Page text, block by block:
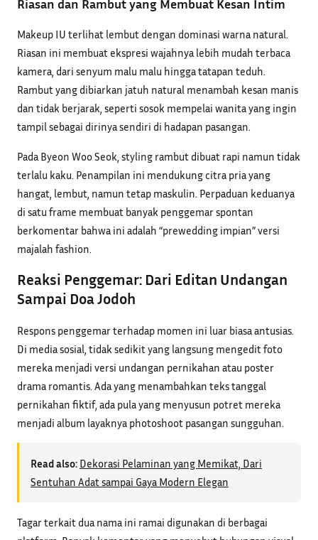
Riasan dan Rambut yang Membuat Kesan Intim
Makeup IU terlihat lembut dengan dominasi warna natural.
Riasan ini membuat ekspresi wajahnya lebih mudah terbaca
kamera, dari senyum malu malu hingga tatapan teduh.
Rambut yang dibiarkan jatuh natural menambah kesan manis
dan tidak berjarak, seperti sosok mempelai wanita yang ingin
tampil sebagai dirinya sendiri di hadapan pasangan.
Pada Byeon Woo Seok, styling rambut dibuat rapi namun tidak
terlalu kaku. Penampilan ini mendukung citra pria yang
hangat, lembut, namun tetap maskulin. Perpaduan keduanya
di satu frame membuat banyak penggemar spontan
berkomentar bahwa ini adalah “prewedding impian” versi
majalah fashion.
Reaksi Penggemar: Dari Editan Undangan
Sampai Doa Jodoh
Respons penggemar terhadap momen ini luar biasa antusias.
Di media sosial, tidak sedikit yang langsung mengedit foto
mereka menjadi versi undangan pernikahan atau poster
drama romantis. Ada yang menambahkan teks tanggal
pernikahan fiktif, ada pula yang menyusun potret mereka
menjadi album layaknya photoshoot pasangan sungguhan.
Read also: Dekorasi Pelaminan yang Memikat, Dari
Sentuhan Adat sampai Gaya Modern Elegan
Tagar terkait dua nama ini ramai digunakan di berbagai